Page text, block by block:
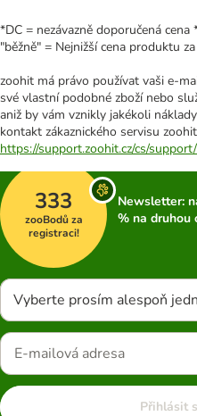
*DC = nezávazně doporučená cena
"běžně" = Nejnižší cena produktu
zoohit má právo používat vaši e-
své vlastní podobné zboží nebo
aniž by vám vznikly jakékoli
kontakt zákaznického servisu
https://support.zoohit.cz/cs/
333
zooBodů za
registraci!
Newsletter:
% na druhou
Vyberte prosím alespoň
Přihlásit